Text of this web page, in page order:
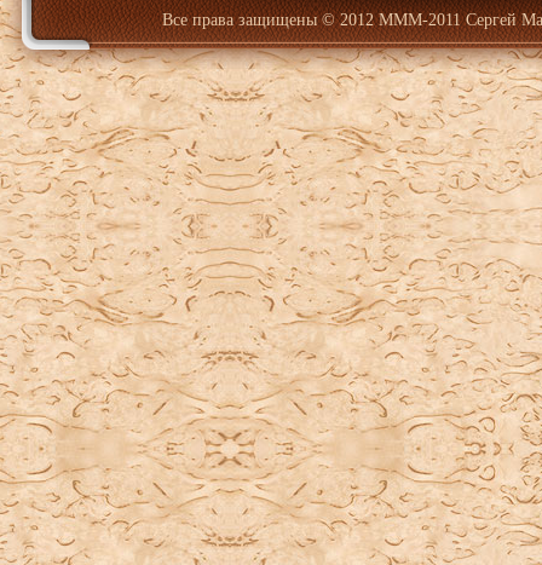
Все права защищены© 2012 МММ-2011 Сергей